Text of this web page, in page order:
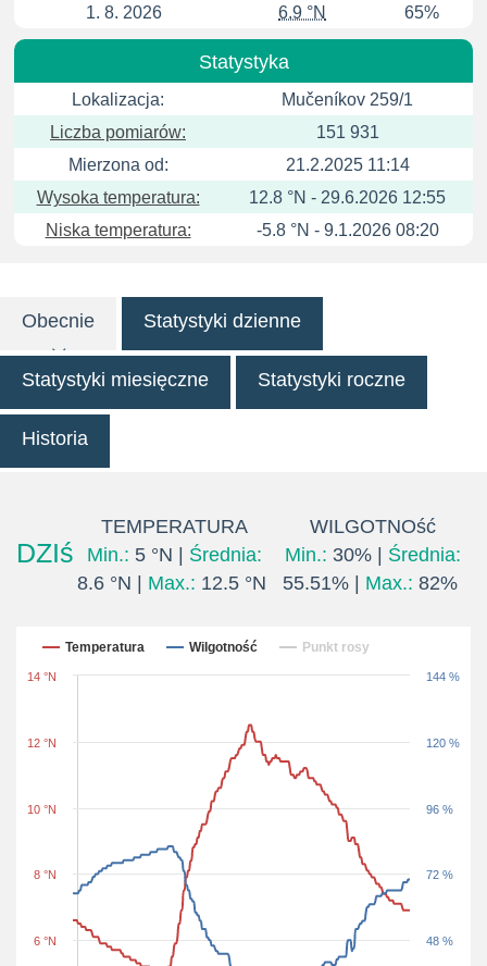
1. 8. 2026
6.9 °N 65%
Statystyka
Lokalizacja:
Mučeníkov 259/1
Liczba pomiarów:
151 931
Mierzona od:
21.2.2025 11:14
Wysoka temperatura:
12.8 °N - 29.6.2026 12:55
Niska temperatura:
-5.8 °N - 9.1.2026 08:20
Obecnie Statystyki dzienne
Statystyki miesięczne Statystyki roczne
Historia
DZIś
TEMPERATURA
Min.: 5 °N | Średnia:
8.6 °N | Max.: 12.5 °N
WILGOTNOść
Min.: 30% | Średnia:
55.51% | Max.: 82%
Ostatnie 24 godziny
Temperatura Wilgotność Punkt rosy
6 °N
8 °N
10 °N
12 °N
14 °N
48 %
72 %
96 %
120 %
144 %